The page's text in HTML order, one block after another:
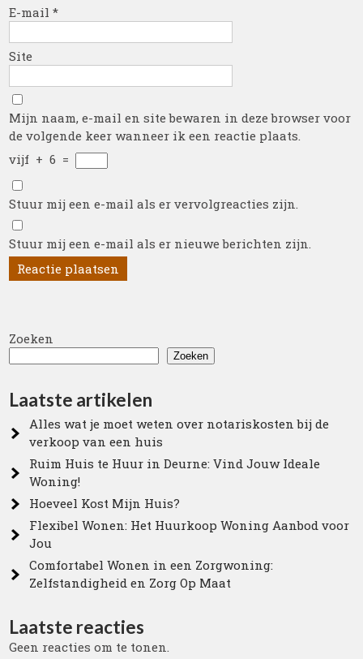
E-mail*
Site
Mijn naam, e-mail en site bewaren in deze browser voor
de volgende keer wanneer ik een reactie plaats.
vijf + 6 =
Stuur mij een e-mail als er vervolgreacties zijn.
Stuur mij een e-mail als er nieuwe berichten zijn.
Zoeken
Zoeken
Laatste artikelen
Alles wat je moet weten over notariskosten bij de
verkoop van een huis
Ruim Huis te Huur in Deurne: Vind Jouw Ideale
Woning!
Hoeveel Kost Mijn Huis?
Flexibel Wonen: Het Huurkoop Woning Aanbod voor
Jou
Comfortabel Wonen in een Zorgwoning:
Zelfstandigheid en Zorg Op Maat
Laatste reacties
Geen reacties om te tonen.